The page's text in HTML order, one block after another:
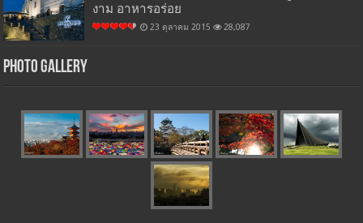
งาม อาหารอร่อย
23 ตุลาคม 2015 28,087
Photo Gallery